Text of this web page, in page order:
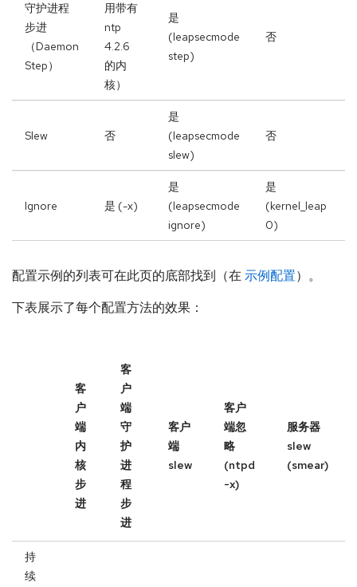
守护进程
步进
（Daemon
Step）
用带有
ntp
4.2.6
的内
核）
是
(leapsecmode
step)
否
Slew 否
是
(leapsecmode
slew)
否
Ignore 是 (-x)
是
(leapsecmode
ignore)
是
(kernel_leap
0)
配置示例的列表可在此页的底部找到（在 示例配置）。
下表展示了每个配置方法的效果：
客
户
端
内
核
步
进
客
户
端
守
护
进
程
步
进
客户
端
slew
客户
端忽
略
(ntpd
-x)
服务器
slew
(smear)
持
续